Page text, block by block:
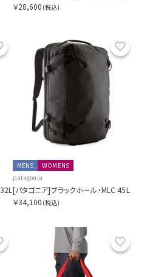
￥28,600 (税込)
お気に入り
MENS
WOMENS
patagonia
[パタゴニア]ブラックホール・MLC 45L
￥34,100 (税込)
お気に入り